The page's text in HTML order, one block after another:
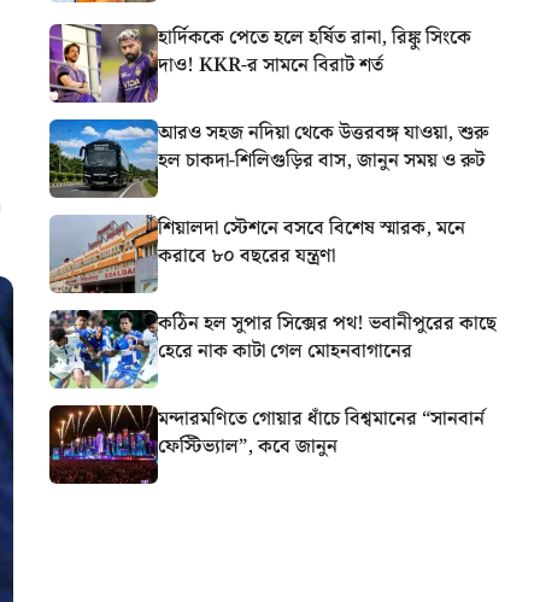
হার্দিককে পেতে হলে হর্ষিত রানা, রিঙ্কু সিংকে
দাও! KKR-র সামনে বিরাট শর্ত
আরও সহজ নদিয়া থেকে উত্তরবঙ্গ যাওয়া, শুরু
হল চাকদা-শিলিগুড়ির বাস, জানুন সময় ও রুট
শিয়ালদা স্টেশনে বসবে বিশেষ স্মারক, মনে
করাবে ৮০ বছরের যন্ত্রণা
কঠিন হল সুপার সিক্সের পথ! ভবানীপুরের কাছে
হেরে নাক কাটা গেল মোহনবাগানের
মন্দারমণিতে গোয়ার ধাঁচে বিশ্বমানের “সানবার্ন
ফেস্টিভ্যাল”, কবে জানুন